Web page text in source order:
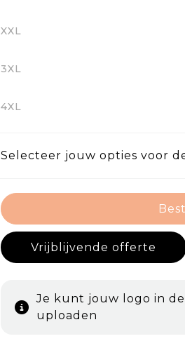
XXL
3XL
4XL
Selecteer jouw opties voor
Vrijblijvende offerte
Je kunt jouw logo in
uploaden